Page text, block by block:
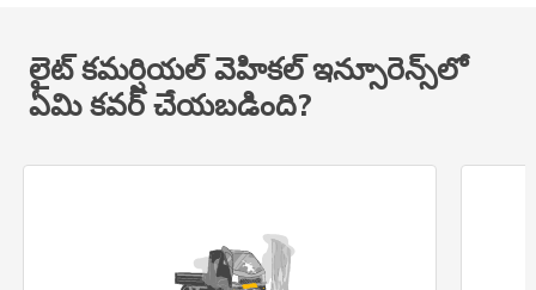
లైట్ కమర్షియల్ వెహికల్ ఇన్సూరెన్స్‌లో
ఏమి కవర్ చేయబడింది?